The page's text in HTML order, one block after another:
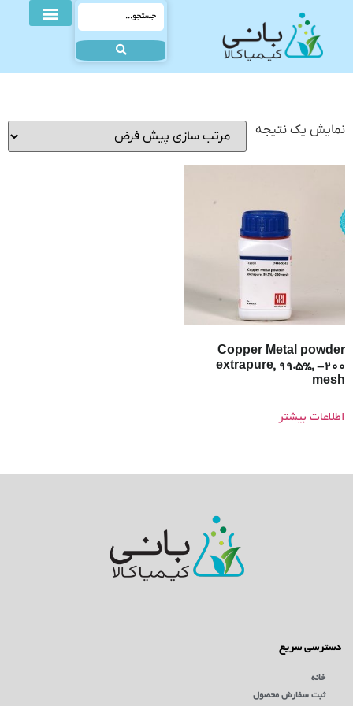
نمایش یک نتیجه
Copper Metal powder
extrapure, 99.5%, -200
mesh
اطلاعات بیشتر
دسترسی سریع
خانه
ثبت سفارش محصول